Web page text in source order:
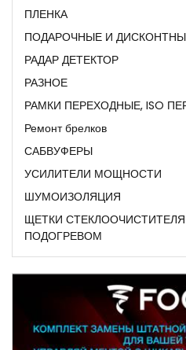
ПЛЕНКА
ПОДАРОЧНЫЕ И
РАДАР ДЕТЕКТОР
РАЗНОЕ
РАМКИ ПЕРЕХОДНЫЕ, ISO
Ремонт брелков
САБВУФЕРЫ
УСИЛИТЕЛИ МОЩНОСТИ
ШУМОИЗОЛЯЦИЯ
ЩЕТКИ
ПОДОГРЕВОМ